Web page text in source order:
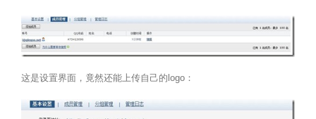
这是设置界面，竟然还能上传自己的logo：